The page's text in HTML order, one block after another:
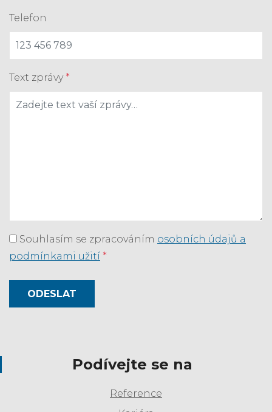
Telefon
Text zprávy *
Souhlasím se zpracováním osobních údajů a
podmínkami užití *
ODESLAT
Podívejte se na
Reference